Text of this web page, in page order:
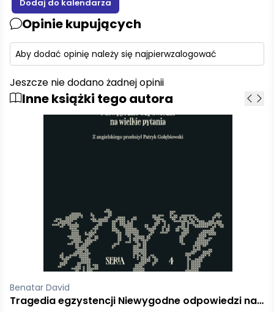
Opinie kupujących
Aby dodać opinię należy się najpierwzalogować
Jeszcze nie dodano żadnej opinii
Inne książki tego autora
Benatar David
Najlepiej nie urodzić się Krzywda zaistnienia